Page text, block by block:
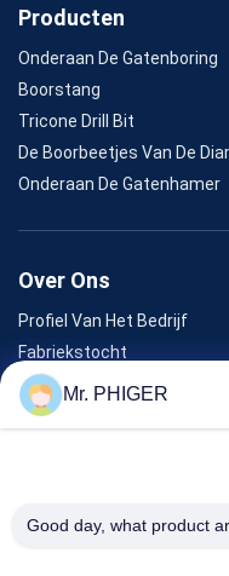
Producten
Onderaan De Gatenboring
Boorstang
Tricone Drill Bit
De Boorbeetjes Van De
Onderaan De Gatenhamer
Over Ons
Profiel Van Het Bedrijf
Fabriekstocht
Kwaliteitscontrole
Sitemap
Evenementen
Mr. PHIGER
Good day, what product